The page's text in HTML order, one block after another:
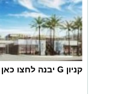
קניון G יבנה לחצו כאן